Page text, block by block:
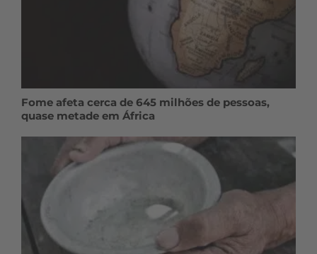
Fome afeta cerca de 645 milhões de pessoas,
quase metade em África